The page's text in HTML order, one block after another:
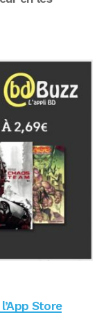
Store